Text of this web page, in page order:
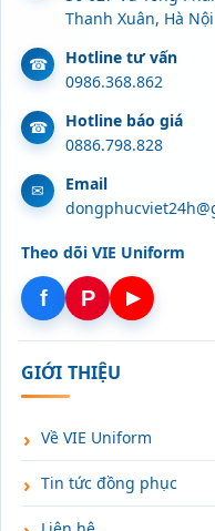
Thanh Xuân, Hà Nội
Hotline tư vấn
0986.368.862
Hotline báo giá
0886.798.828
Email
Theo dõi VIE Uniform
f P ▶
GIỚI THIỆU
Về VIE Uniform
Tin tức đồng phục